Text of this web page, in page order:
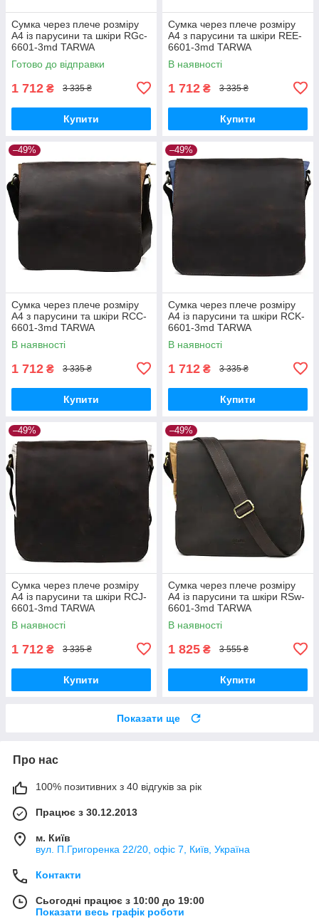
Сумка через плече розміру
А4 із парусини та шкіри RGc-
6601-3md TARWA
Готово до відправки
1 712 ₴ 3 335 ₴
Купити
Сумка через плече розміру
А4 з парусини та шкіри REE-
6601-3md TARWA
В наявності
1 712 ₴ 3 335 ₴
Купити
–49%
Сумка через плече розміру
А4 з парусини та шкіри RCC-
6601-3md TARWA
В наявності
1 712 ₴ 3 335 ₴
Купити
–49%
Сумка через плече розміру
А4 із парусини та шкіри RCK-
6601-3md TARWA
В наявності
1 712 ₴ 3 335 ₴
Купити
–49%
Сумка через плече розміру
А4 із парусини та шкіри RCJ-
6601-3md TARWA
В наявності
1 712 ₴ 3 335 ₴
Купити
–49%
Сумка через плече розміру
А4 із парусини та шкіри RSw-
6601-3md TARWA
В наявності
1 825 ₴ 3 555 ₴
Купити
Показати ще
Про нас
100% позитивних з 40 відгуків за рік
Працює з 30.12.2013
м. Київ
вул. П.Григоренка 22/20, офіс 7, Київ, Україна
Контакти
Сьогодні працює з 10:00 до 19:00
Показати весь графік роботи